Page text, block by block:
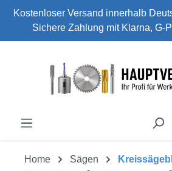
Zum Hauptinhalt springen
Kostenloser Versand innerhalb
Sichere Zahlung mit Klarna, G-
Home Sägen